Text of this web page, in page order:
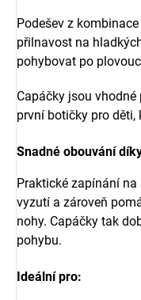
Podešev z
přilnavost na
pohybovat po
Capáčky jsou
první botičky pro děti,
Snadné obouvání
Praktické zapínání
vyzutí a zároveň
nohy. Capáčky tak
pohybu.
Ideální pro: